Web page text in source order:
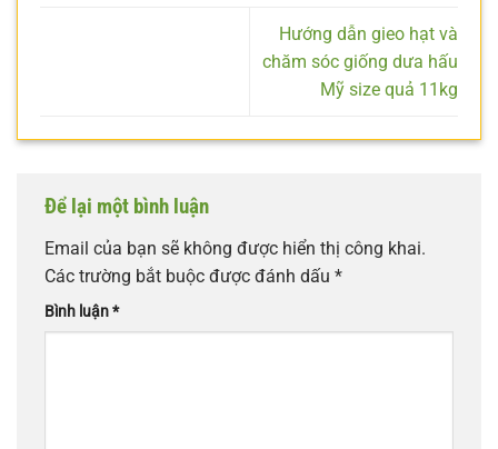
Hướng dẫn gieo hạt và
chăm sóc giống dưa hấu
Mỹ size quả 11kg
Để lại một bình luận
Email của bạn sẽ không được hiển thị công khai.
Các trường bắt buộc được đánh dấu *
Bình luận*